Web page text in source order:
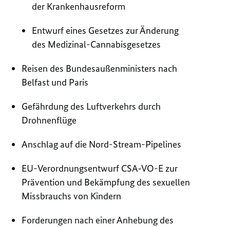
der Krankenhausreform
Entwurf eines Gesetzes zur Änderung
des Medizinal-Cannabisgesetzes
Reisen des Bundesaußenministers nach
Belfast und Paris
Gefährdung des Luftverkehrs durch
Drohnenflüge
Anschlag auf die Nord-Stream-Pipelines
EU-Verordnungsentwurf CSA‑VO-E zur
Prävention und Bekämpfung des sexuellen
Missbrauchs von Kindern
Forderungen nach einer Anhebung des